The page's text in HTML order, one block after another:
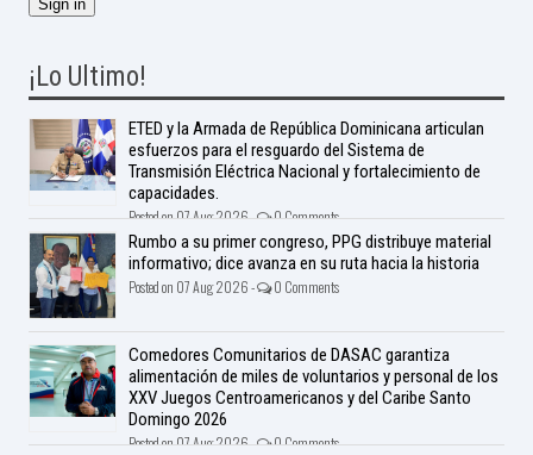
¡Lo Ultimo!
ETED y la Armada de República Dominicana articulan
esfuerzos para el resguardo del Sistema de
Transmisión Eléctrica Nacional y fortalecimiento de
capacidades.
Posted on 07 Aug 2026 - 0 Comments
Rumbo a su primer congreso, PPG distribuye material
informativo; dice avanza en su ruta hacia la historia
Posted on 07 Aug 2026 - 0 Comments
Comedores Comunitarios de DASAC garantiza
alimentación de miles de voluntarios y personal de los
XXV Juegos Centroamericanos y del Caribe Santo
Domingo 2026
Posted on 07 Aug 2026 - 0 Comments